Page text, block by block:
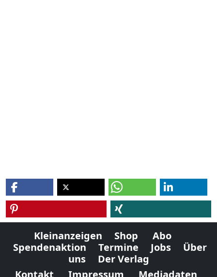
Kleinanzeigen Shop
Abo
Spendenaktion
Termine Jobs
Über
uns
Der Verlag
Kontakt
Impressum Mediadaten